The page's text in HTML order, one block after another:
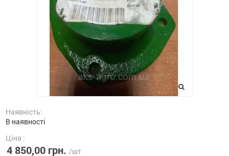
Наявність:
В наявності
Ціна :
4 850,00 грн. /шт